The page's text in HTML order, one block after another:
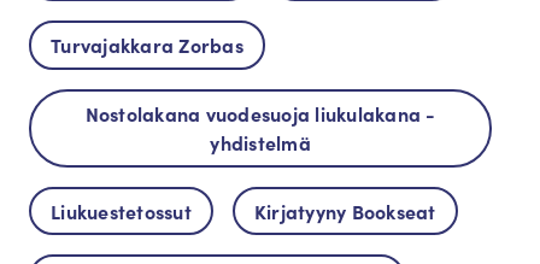
Turvajakkara Zorbas
Nostolakana vuodesuoja liukulakana -
yhdistelmä
Liukuestetossut Kirjatyyny Bookseat